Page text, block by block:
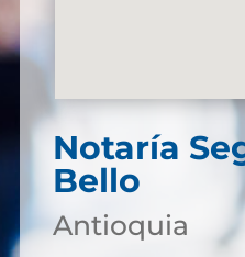
Notaría
Bello
Antioquia